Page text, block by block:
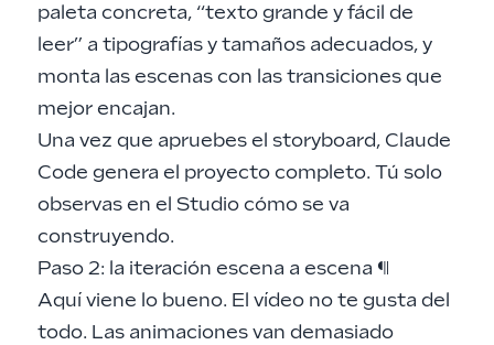
paleta concreta, “texto grande y fácil de
leer” a tipografías y tamaños adecuados, y
monta las escenas con las transiciones que
mejor encajan.
Una vez que apruebes el storyboard, Claude
Code genera el proyecto completo. Tú solo
observas en el Studio cómo se va
construyendo.
Paso 2: la iteración escena a escena ¶
Aquí viene lo bueno. El vídeo no te gusta del
todo. Las animaciones van demasiado